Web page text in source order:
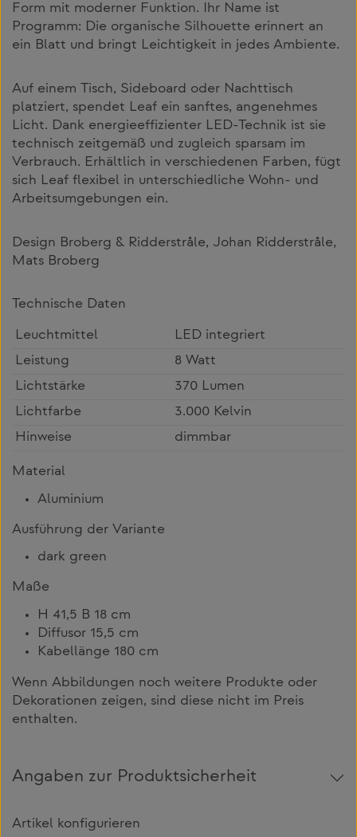
Form mit moderner Funktion. Ihr Name ist
Programm: Die organische Silhouette erinnert an
ein Blatt und bringt Leichtigkeit in jedes Ambiente.
Auf einem Tisch, Sideboard oder Nachttisch
platziert, spendet Leaf ein sanftes, angenehmes
Licht. Dank energieeffizienter LED-Technik ist sie
technisch zeitgemäß und zugleich sparsam im
Verbrauch. Erhältlich in verschiedenen Farben, fügt
sich Leaf flexibel in unterschiedliche Wohn- und
Arbeitsumgebungen ein.
Design Broberg & Ridderstråle, Johan Ridderstråle,
Mats Broberg
Technische Daten
Leuchtmittel
LED integriert
Leistung
8 Watt
Lichtstärke
370 Lumen
Lichtfarbe
3.000 Kelvin
Hinweise
dimmbar
Material
Aluminium
Ausführung der Variante
dark green
Maße
H 41,5 B 18 cm
Diffusor 15,5 cm
Kabellänge 180 cm
Wenn Abbildungen noch weitere Produkte oder
Dekorationen zeigen, sind diese nicht im Preis
enthalten.
Angaben zur Produktsicherheit
Artikel konfigurieren